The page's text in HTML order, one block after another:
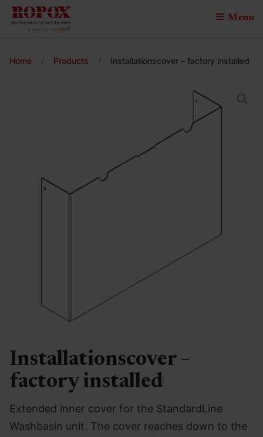
Menu
Home / Products / Installationscover – factory installed
Installationscover –
factory installed
Extended inner cover for the StandardLine
Washbasin unit. The cover reaches down to the